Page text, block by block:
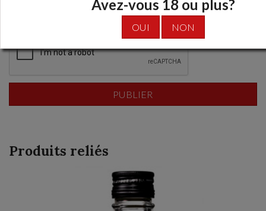
La limite de caractères:
Produits reliés
Avez-vous 18 ou plus?
OUI NON